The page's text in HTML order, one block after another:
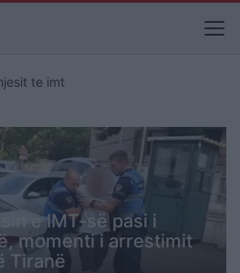
te imt
e IMT-së pasi i
momenti i arrestimit
Tiranë